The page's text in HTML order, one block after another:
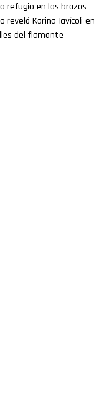
refugio en los brazos
reveló Karina Iavícoli en
del flamante